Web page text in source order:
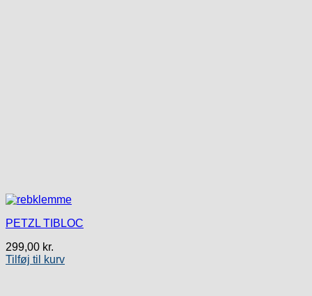
PETZL TIBLOC
299,00 kr.
Tilføj til kurv